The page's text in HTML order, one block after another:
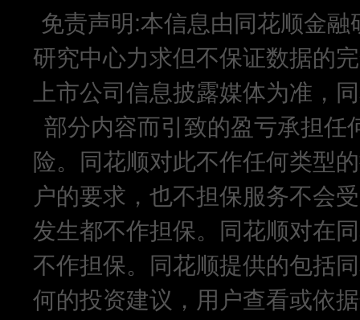
免责声明:本信息由同花顺金
研究中心力求但不保证数据的
上市公司信息披露媒体为准，
部分内容而引致的盈亏承担任
险。同花顺对此不作任何类型
户的要求，也不担保服务不会
发生都不作担保。同花顺对在
不作担保。同花顺提供的包括
何的投资建议，用户查看或依